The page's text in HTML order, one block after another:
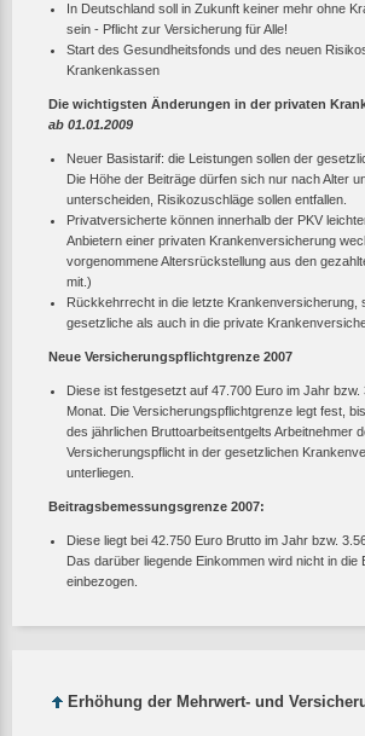
In Deutschland soll in Zukunft keiner mehr ohne
sein - Pflicht zur Versicherung für Alle!
Start des Gesundheitsfonds und des neuen
Krankenkassen
Die wichtigsten Änderungen in der privaten
ab 01.01.2009
Neuer Basistarif: die Leistungen sollen der
Die Höhe der Beiträge dürfen sich nur nach Alter
unterscheiden, Risikozuschläge sollen entfallen.
Privatversicherte können innerhalb der PKV
Anbietern einer privaten Krankenversicherung
vorgenommene Altersrückstellung aus den
mit.)
Rückkehrrecht in die letzte Krankenversicherung,
gesetzliche als auch in die private
Neue Versicherungspflichtgrenze 2007
Diese ist festgesetzt auf 47.700 Euro im Jahr bzw.
Monat. Die Versicherungspflichtgrenze legt fest,
des jährlichen Bruttoarbeitsentgelts Arbeitnehmer
Versicherungspflicht in der gesetzlichen
unterliegen.
Beitragsbemessungsgrenze 2007:
Diese liegt bei 42.750 Euro Brutto im Jahr bzw.
Das darüber liegende Einkommen wird nicht in die
einbezogen.
Erhöhung der Mehrwert- und